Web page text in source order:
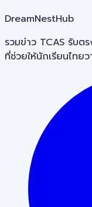
DreamNestHub
รวมข่าว TCAS รับต
ที่ช่วยให้นักเรียนไทย